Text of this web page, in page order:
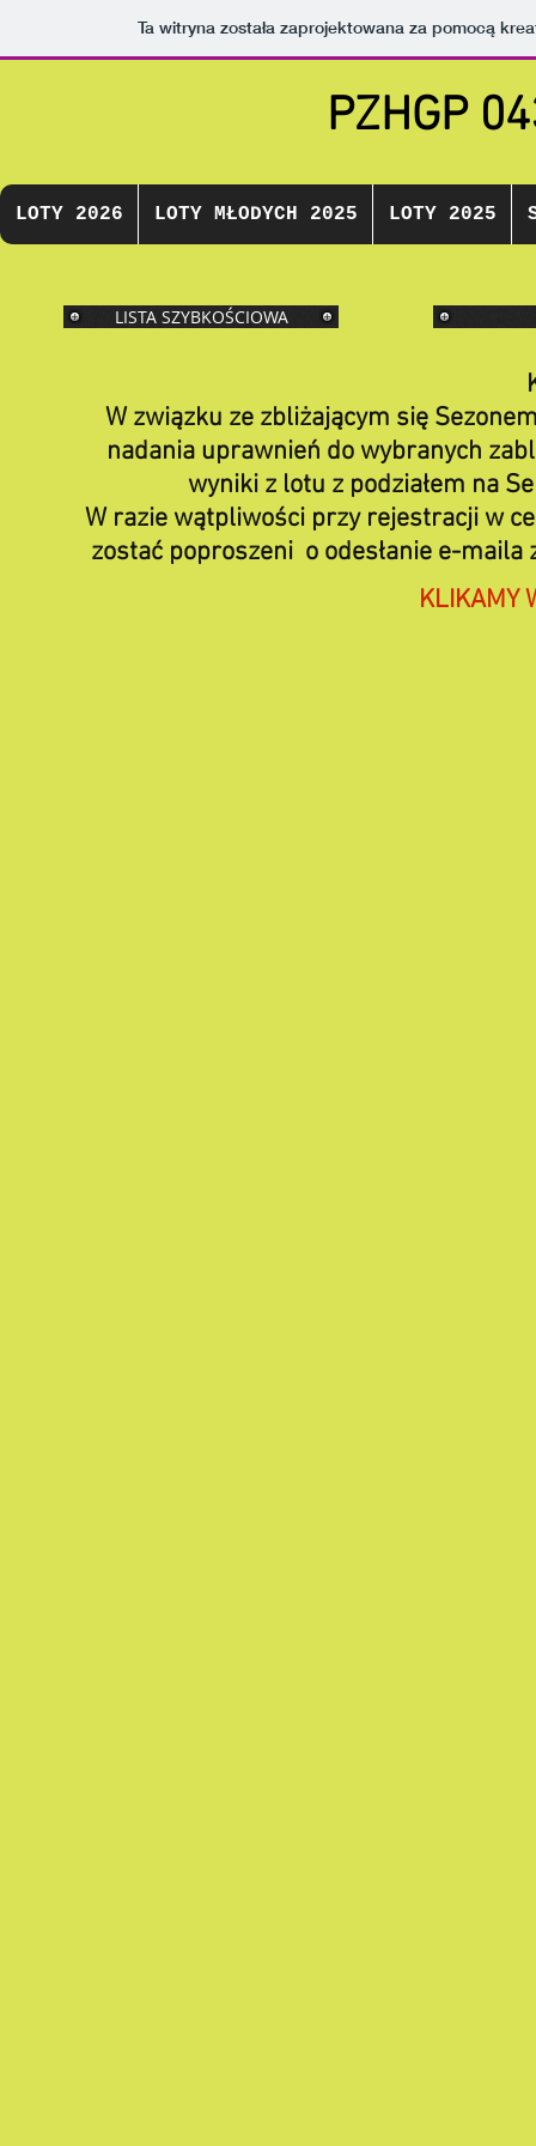
Ta witryna została zaprojektowana za pomocą
PZHGP
LOTY 2026 LOTY MŁODYCH 2025 LOTY 2025
LISTA SZYBKOŚCIOWA
W związku ze zbliżającym się
nadania uprawnień do wybranych
wyniki z lotu z podziałem na
W razie wątpliwości przy rejestracji w
zostać poproszeni o odesłanie e-
KLIKAMY